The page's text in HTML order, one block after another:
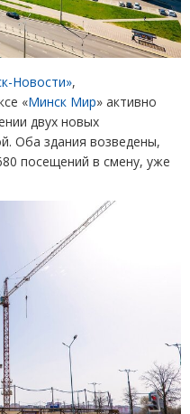
Новости»,
«Минск Мир» активно
двух новых
Оба здания возведены,
посещений в смену, уже